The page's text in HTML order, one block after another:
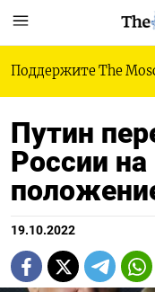
Поддержите The
Путин
России
19.10.2022